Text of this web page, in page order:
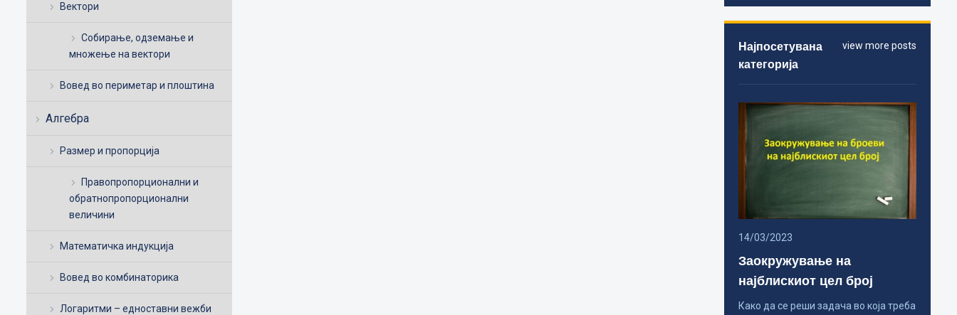
Вектори
Собирање, одземање и
множење на вектори
Вовед во периметар и плоштина
Алгебра
Размер и пропорција
Правопропорционални и
обратнопропорционални
величини
Математичка индукција
Вовед во комбинаторика
Логаритми – едноставни вежби
view more posts
Најпосетувана
категорија
14/03/2023
Заокружување на
најблискиот цел број
Како да се реши задача во која треба